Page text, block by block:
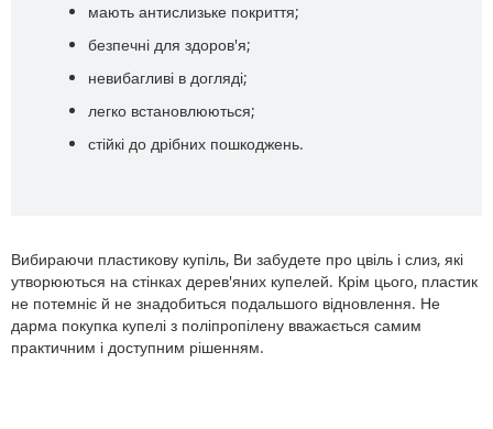
мають антислизьке покриття;
безпечні для здоров'я;
невибагливі в догляді;
легко встановлюються;
стійкі до дрібних пошкоджень.
Вибираючи пластикову купіль, Ви забудете про цвіль і слиз, які
утворюються на стінках дерев'яних купелей. Крім цього, пластик
не потемніє й не знадобиться подальшого відновлення. Не
дарма покупка купелі з поліпропілену вважається самим
практичним і доступним рішенням.